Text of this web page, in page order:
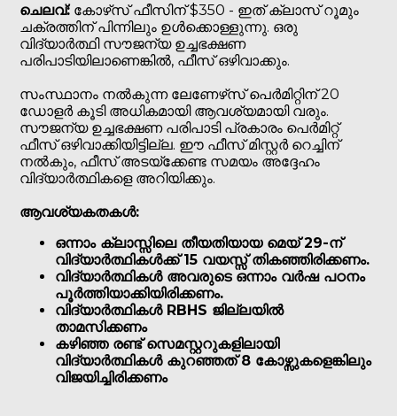
ചെലവ്: കോഴ്‌സ് ഫീസിന് $350 - ഇത് ക്ലാസ് റൂമും
ചക്രത്തിന് പിന്നിലും ഉൾക്കൊള്ളുന്നു. ഒരു
വിദ്യാർത്ഥി സൗജന്യ ഉച്ചഭക്ഷണ
പരിപാടിയിലാണെങ്കിൽ, ഫീസ് ഒഴിവാക്കും.
സംസ്ഥാനം നൽകുന്ന ലേണേഴ്‌സ് പെർമിറ്റിന് 20
ഡോളർ കൂടി അധികമായി ആവശ്യമായി വരും.
സൗജന്യ ഉച്ചഭക്ഷണ പരിപാടി പ്രകാരം പെർമിറ്റ്
ഫീസ് ഒഴിവാക്കിയിട്ടില്ല. ഈ ഫീസ് മിസ്റ്റർ റെച്ചിന്
നൽകും, ഫീസ് അടയ്ക്കേണ്ട സമയം അദ്ദേഹം
വിദ്യാർത്ഥികളെ അറിയിക്കും.
ആവശ്യകതകൾ:
ഒന്നാം ക്ലാസ്സിലെ തീയതിയായ മെയ് 29-ന്
വിദ്യാർത്ഥികൾക്ക് 15 വയസ്സ് തികഞ്ഞിരിക്കണം.
വിദ്യാർത്ഥികൾ അവരുടെ ഒന്നാം വർഷ പഠനം
പൂർത്തിയാക്കിയിരിക്കണം.
വിദ്യാർത്ഥികൾ RBHS ജില്ലയിൽ
താമസിക്കണം
കഴിഞ്ഞ രണ്ട് സെമസ്റ്ററുകളിലായി
വിദ്യാർത്ഥികൾ കുറഞ്ഞത് 8 കോഴ്സുകളെങ്കിലും
വിജയിച്ചിരിക്കണം